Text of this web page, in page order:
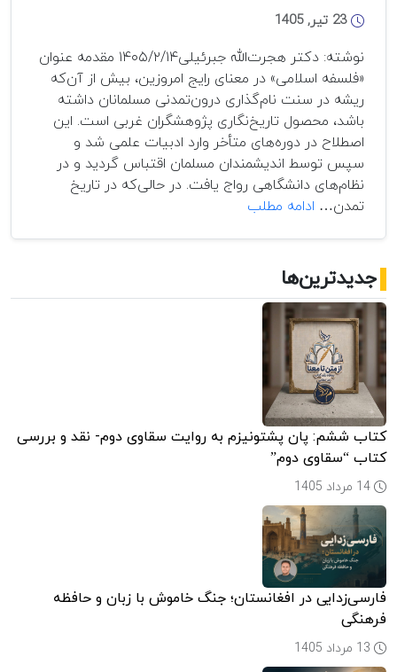
23 تیر, 1405
نوشته: دکتر هجرت‌الله جبرئیلی۱۴۰۵/۲/۱۴ مقدمه عنوان
«فلسفه اسلامی» در معنای رایج امروزین، بیش از آن‌که
ریشه در سنت نام‌گذاری درون‌تمدنی مسلمانان داشته
باشد، محصول تاریخ‌نگاری پژوهشگران غربی است. این
اصطلاح در دوره‌های متأخر وارد ادبیات علمی شد و
سپس توسط اندیشمندان مسلمان اقتباس گردید و در
نظام‌های دانشگاهی رواج یافت. در حالی‌که در تاریخ
تمدن… ادامه مطلب
جدیدترین‌ها
کتاب ششم: پان پشتونیزم به روایت سقاوی دوم- نقد و بررسی
کتاب “سقاوی دوم”
فارسی‌زدایی در افغانستان؛ جنگ خاموش با زبان و حافظه
فرهنگی